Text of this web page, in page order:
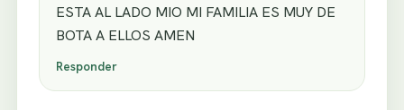
ESTA AL LADO MIO MI FAMILIA ES MUY DE
BOTA A ELLOS AMEN
Responder